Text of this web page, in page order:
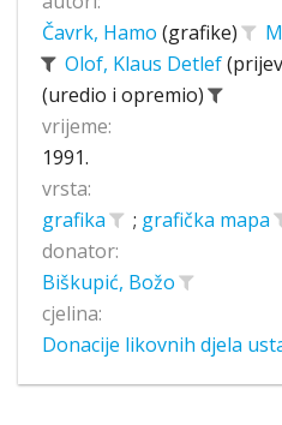
Čavrk, Hamo (grafike)
Olof, Klaus Detlef
(uredio i opremio)
vrijeme:
1991.
vrsta:
grafika
; grafička mapa
donator:
Biškupić, Božo
cjelina:
Donacije likovnih djela